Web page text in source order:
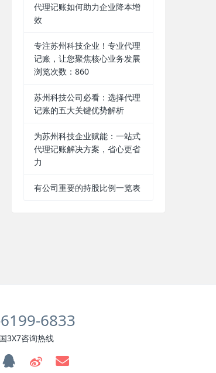
代理记账如何助力企业降本增
效
专注苏州科技企业！专业代理
记账，让您聚焦核心业务发展
浏览次数：860
苏州科技公司必看：选择代理
记账的五大关键优势解析
为苏州科技企业赋能：一站式
代理记账解决方案，省心更省
力
有公司重要的持股比例一览表
6833
3X7咨询热线